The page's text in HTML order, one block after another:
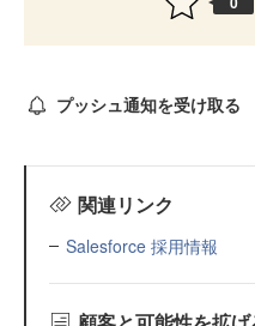
プッシュ通知を受け取る
関連リンク
Salesforce 採用情報